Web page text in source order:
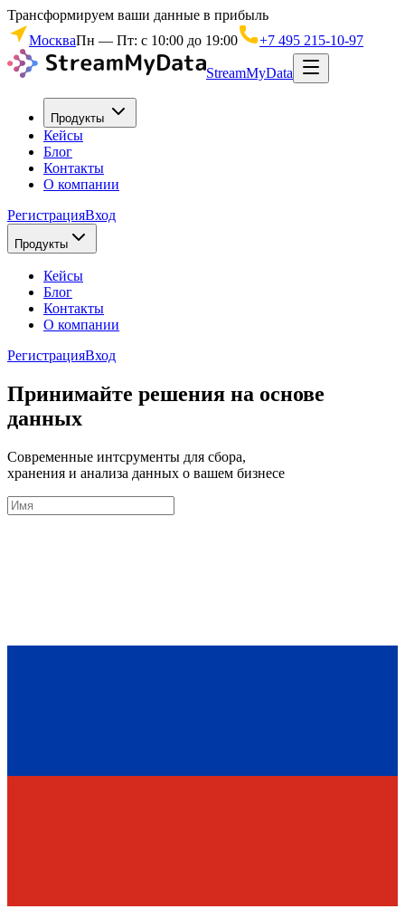
Трансформируем ваши данные в прибыль
МоскваПн — Пт: с 10:00 до 19:00 +7 495 215-10-97
StreamMyData
Продукты
Кейсы
Блог
Контакты
О компании
РегистрацияВход
Продукты
Кейсы
Блог
Контакты
О компании
РегистрацияВход
Принимайте решения на основе
данных
Современные интсрументы для сбора,
хранения и анализа данных о вашем бизнесе